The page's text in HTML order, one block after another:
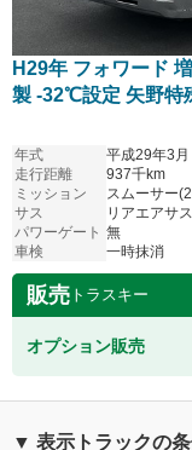
H29年 フォワード
製 -32℃設定 矢野特
年式
平成29年3月
走行距離
937千km
ミッション
スムーサー
サス
リアエアサス
パワーゲート 無
車検
一時抹消
販売 トラスキー
オプション販売
▼ 表示トラックの